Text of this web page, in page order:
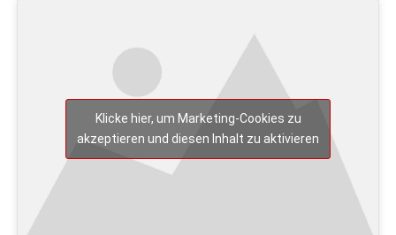
Klicke hier, um Marketing-Cookies zu
akzeptieren und diesen Inhalt zu aktivieren